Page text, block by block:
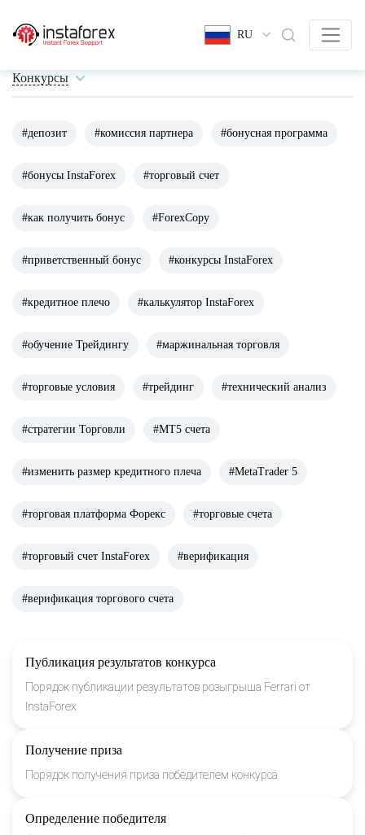
RU
Конкурсы
#депозит #комиссия партнера #бонусная программа
#бонусы InstaForex #торговый счет
#как получить бонус #ForexCopy
#приветственный бонус #конкурсы InstaForex
#кредитное плечо #калькулятор InstaForex
#обучение Трейдингу #маржинальная торговля
#торговые условия #трейдинг #технический анализ
#стратегии Торговли #МТ5 счета
#изменить размер кредитного плеча #MetaTrader 5
#торговая платформа Форекс #торговые счета
#торговый счет InstaForex #верификация
#верификация торгового счета
Публикация результатов конкурса
Порядок публикации результатов розыгрыша Ferrari от
InstaForex
Получение приза
Порядок получения приза победителем конкурса
Определение победителя